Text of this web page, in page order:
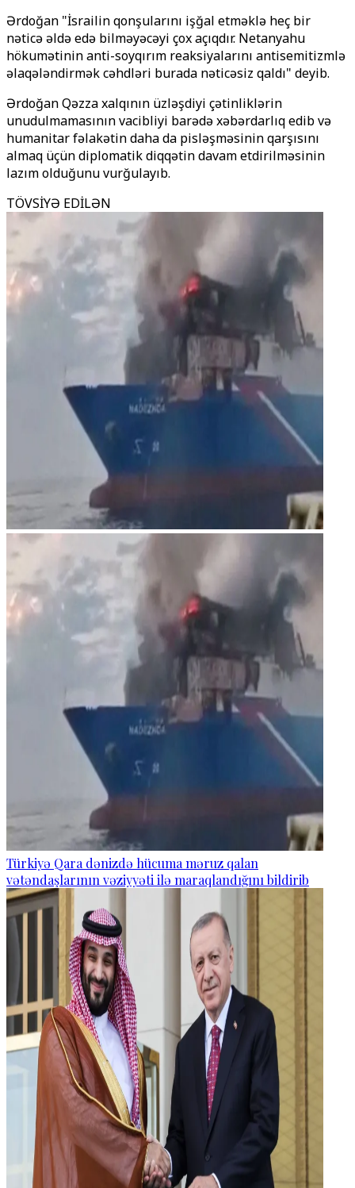
Ərdoğan "İsrailin qonşularını işğal etməklə heç bir
nəticə əldə edə bilməyəcəyi çox açıqdır. Netanyahu
hökumətinin anti-soyqırım reaksiyalarını antisemitizmlə
əlaqələndirmək cəhdləri burada nəticəsiz qaldı" deyib.
Ərdoğan Qəzza xalqının üzləşdiyi çətinliklərin
unudulmamasının vacibliyi barədə xəbərdarlıq edib və
humanitar fəlakətin daha da pisləşməsinin qarşısını
almaq üçün diplomatik diqqətin davam etdirilməsinin
lazım olduğunu vurğulayıb.
TÖVSİYƏ EDİLƏN
Türkiyə Qara dənizdə hücuma məruz qalan
vətəndaşlarının vəziyyəti ilə maraqlandığını bildirib